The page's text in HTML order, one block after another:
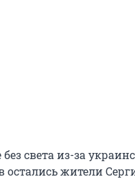
света из-за
остались жители